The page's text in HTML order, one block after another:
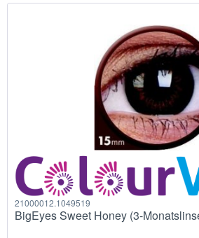
21000012.1049519
BigEyes Sweet Honey (3-